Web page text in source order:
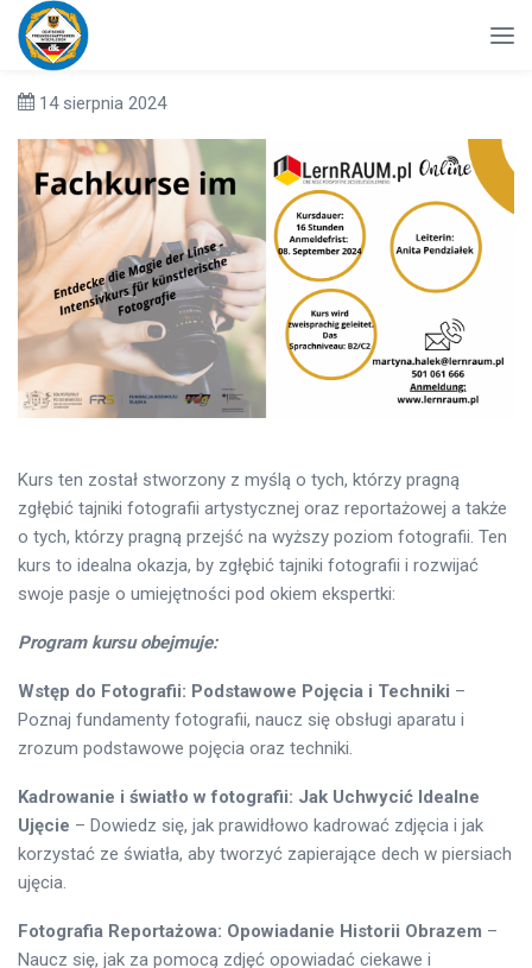
14 sierpnia 2024
Kurs ten został stworzony z myślą o tych, którzy pragną
zgłębić tajniki fotografii artystycznej oraz reportażowej a także
o tych, którzy pragną przejść na wyższy poziom fotografii. Ten
kurs to idealna okazja, by zgłębić tajniki fotografii i rozwijać
swoje pasje o umiejętności pod okiem ekspertki:
Program kursu obejmuje:
Wstęp do Fotografii: Podstawowe Pojęcia i Techniki –
Poznaj fundamenty fotografii, naucz się obsługi aparatu i
zrozum podstawowe pojęcia oraz techniki.
Kadrowanie i światło w fotografii: Jak Uchwycić Idealne
Ujęcie – Dowiedz się, jak prawidłowo kadrować zdjęcia i jak
korzystać ze światła, aby tworzyć zapierające dech w piersiach
ujęcia.
Fotografia Reportażowa: Opowiadanie Historii Obrazem –
Naucz się, jak za pomocą zdjęć opowiadać ciekawe i